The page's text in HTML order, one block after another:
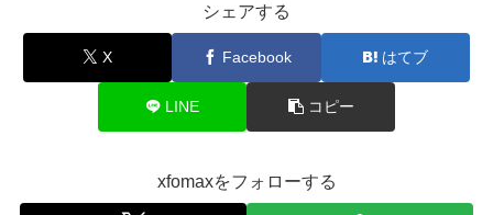
シェアする
X Facebook はてブ
LINE コピー
xfomaxをフォローする